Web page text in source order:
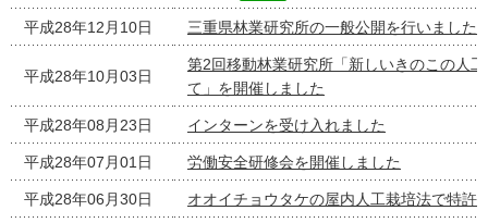
平成28年12月10日 三重県林業研究所の一般公開を行いました
平成28年10月03日
第2回移動林業研究所「新しいきのこの人
て」を開催しました
平成28年08月23日 インターンを受け入れました
平成28年07月01日 労働安全研修会を開催しました
平成28年06月30日 オオイチョウタケの屋内人工栽培法で特許